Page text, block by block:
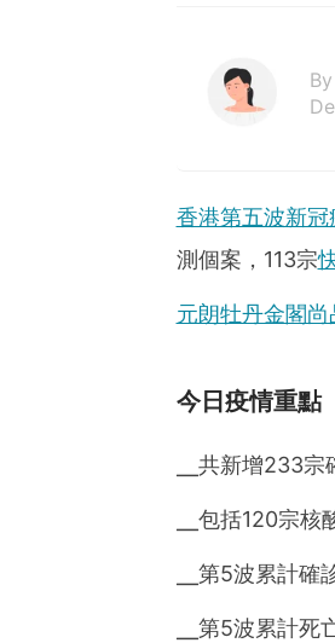
By
香港第五波新冠
測個案，113宗
元朗牡丹金閣
今日疫情重點
╴共新增233宗
╴包括120宗核
╴第5波累計確
╴第5波累計死